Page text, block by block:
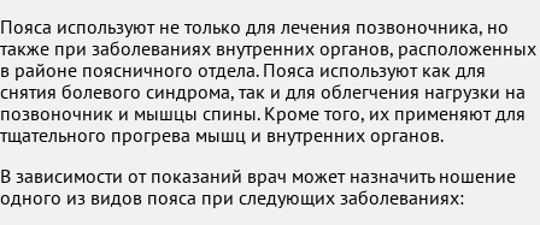
Пояса используют не только для лечения позвоночника, но
также при заболеваниях внутренних органов, расположенных
в районе поясничного отдела. Пояса используют как для
снятия болевого синдрома, так и для облегчения нагрузки на
позвоночник и мышцы спины. Кроме того, их применяют для
тщательного прогрева мышц и внутренних органов.
В зависимости от показаний врач может назначить ношение
одного из видов пояса при следующих заболеваниях: